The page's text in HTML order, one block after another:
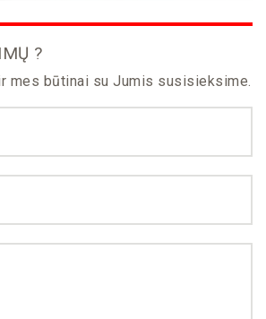
?
mes būtinai su Jumis susisieksime.